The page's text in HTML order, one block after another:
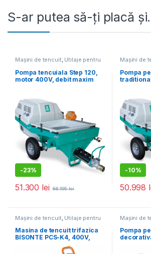
S-ar putea să-ți placă
Mașini de tencuit, Utilaje pentru
construcții
Pompa tencuiala Step 120,
motor 400V, debit maxim
-23%
51.300 lei 66.195lei
Mașini de
construcții
Pompa
40/15 m
-10%
50.998
Mașini de tencuit, Utilaje pentru
construcții
Masina de tencuit trifazica
BISONTE PCS-K4, 400V,
debit material 6-40 l /min.
Mașini de
construcții
Pompa